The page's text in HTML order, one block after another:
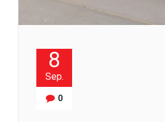
8
Sep.
0